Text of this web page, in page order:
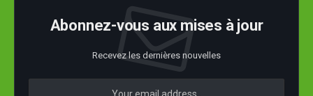
Abonnez-vous aux mises à jour
Recevez les dernières nouvelles